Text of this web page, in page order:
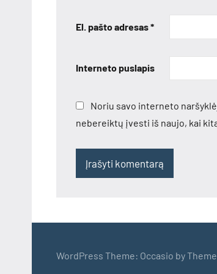
El. pašto adresas*
Interneto puslapis
Noriu savo interneto
nebereiktų įvesti iš naujo, kai
WordPress Theme: Occasio by